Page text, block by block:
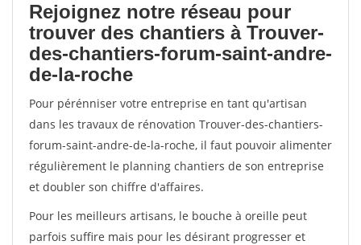
Rejoignez notre réseau pour
trouver des chantiers à Trouver-
des-chantiers-forum-saint-andre-
de-la-roche
Pour pérénniser votre entreprise en tant qu'artisan
dans les travaux de rénovation Trouver-des-chantiers-
forum-saint-andre-de-la-roche, il faut pouvoir alimenter
régulièrement le planning chantiers de son entreprise
et doubler son chiffre d'affaires.
Pour les meilleurs artisans, le bouche à oreille peut
parfois suffire mais pour les désirant progresser et